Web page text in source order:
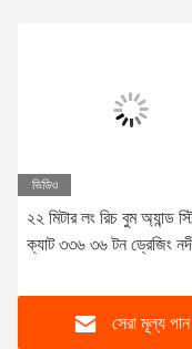
ভিডিও
২২ মিটার লং রিচ বুম অ্যান্ড
ক্যাট ৩৩৬ ৩৬ টন ড্রেজিং
সেরা মূল্য পান